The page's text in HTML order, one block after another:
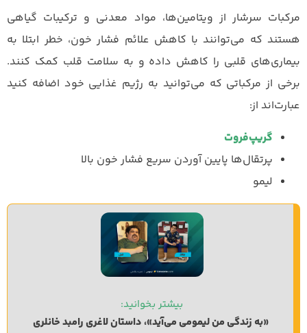
مرکبات سرشار از ویتامین‌ها، مواد معدنی و ترکیبات گیاهی
هستند که می‌توانند با کاهش علائم فشار خون، خطر ابتلا به
بیماری‌های قلبی را کاهش داده و به سلامت قلب کمک کنند.
برخی از مرکباتی که می‌توانید به رژیم غذایی خود اضافه کنید
عبارت‌اند از:
گریپ‌فروت
پرتقال‌ها پایین آوردن سریع فشار خون بالا
لیمو
بیشتر بخوانید:
«به زندگی من لیمومی می‌آید»، داستان لاغری رامبد خانلری